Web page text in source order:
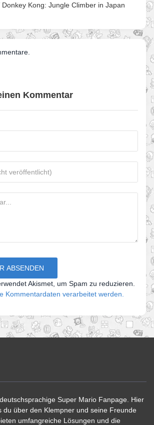
Kong: Jungle Climber in Japan
Kommentar
Akismet, um Spam zu reduzieren.
Kommentardaten verarbeitet werden.
Super Mario Fanpage. Hier
du über den Klempner und seine Freunde
umfangreiche Lösungen und die